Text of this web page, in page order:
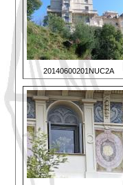
20140600201NUC2A